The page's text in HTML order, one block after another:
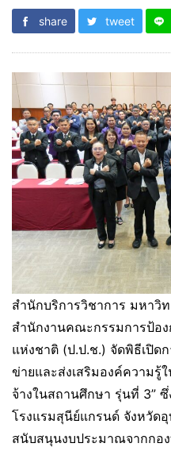
share tweet
สำนักบริการวิชาการ มหาวิ
สำนักงานคณะกรรมการป้อ
แห่งชาติ (ป.ป.ช.) จัดพิธีเปิด
ข่ายและส่งเสริมองค์ความรู้
จ้างในสถานศึกษา รุ่นที่ 3”
โรงแรมสุนีย์แกรนด์ จังหวัด
สนับสนุนงบประมาณจากกอ